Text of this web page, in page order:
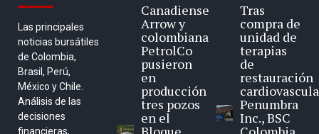
Las principales
noticias bursátiles
de Colombia,
Brasil, Perú,
México y Chile.
Análisis de las
decisiones
financieras,
Canadiense
Arrow y
colombiana
PetrolCo
pusieron
en
producción
tres pozos
en el
Tras
compra de
unidad de
terapias
de
restauración
Penumbra
Inc., BSC